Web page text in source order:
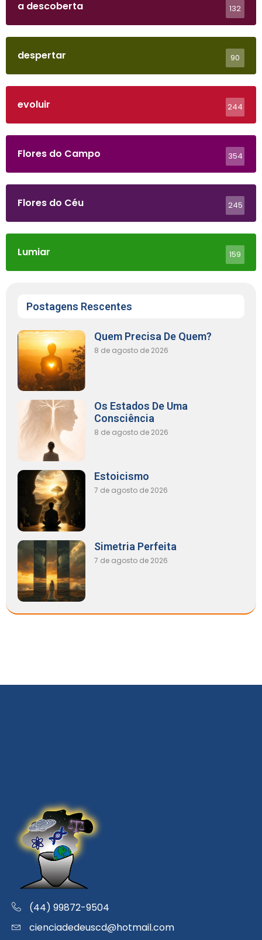
a descoberta 132
despertar 90
evoluir 244
Flores do Campo 354
Flores do Céu 245
Lumiar 159
Postagens Rescentes
Quem Precisa De Quem?
8 de agosto de 2026
Os Estados De Uma
Consciência
8 de agosto de 2026
Estoicismo
7 de agosto de 2026
Simetria Perfeita
7 de agosto de 2026
(44) 99872-9504
cienciadedeuscd@hotmail.com